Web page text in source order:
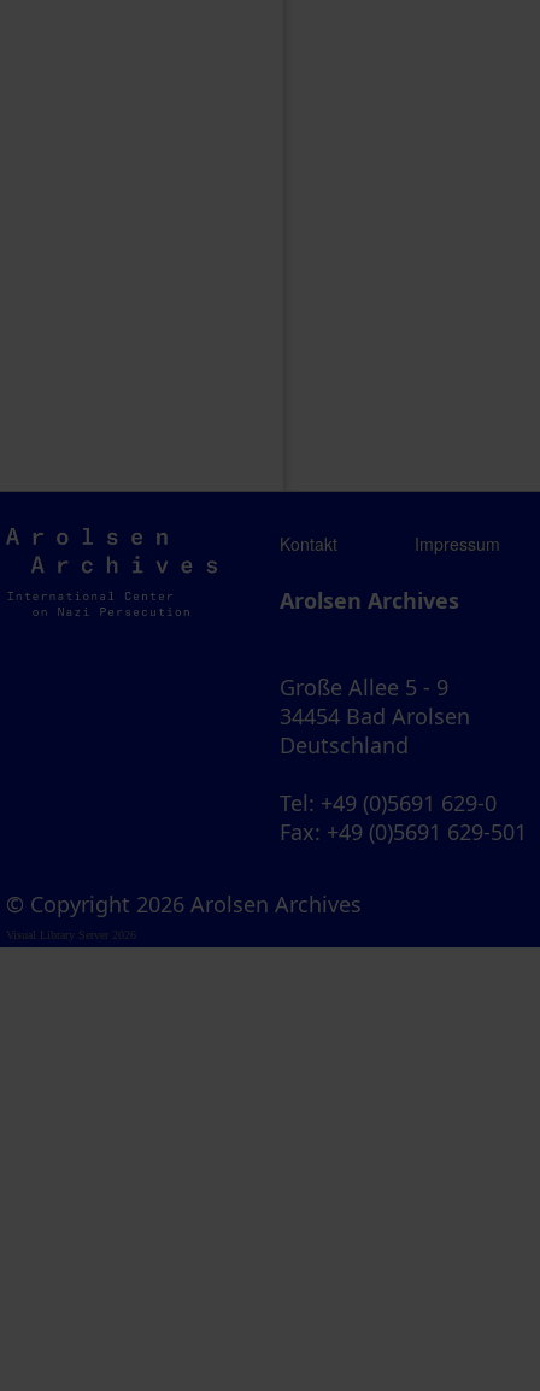
Arolsen
Archives
Kontakt Impressum
Arolsen Archives
Große Allee 5 - 9
34454 Bad Arolsen
Deutschland
Tel: +49 (0)5691 629-0
Fax: +49 (0)5691 629-501
© Copyright 2026 Arolsen Archives
Visual Library Server 2026